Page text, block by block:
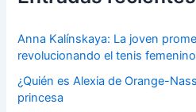
Anna Kalínskaya: La joven
revolucionando el tenis femenino
¿Quién es Alexia de Orange-
princesa